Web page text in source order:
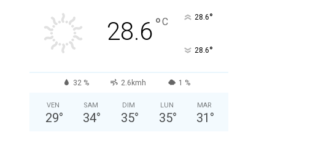
28.6°C 28.6°
28.6°
32 % 2.6kmh 1 %
VEN
29°
SAM
34°
DIM
35°
LUN
35°
MAR
31 °